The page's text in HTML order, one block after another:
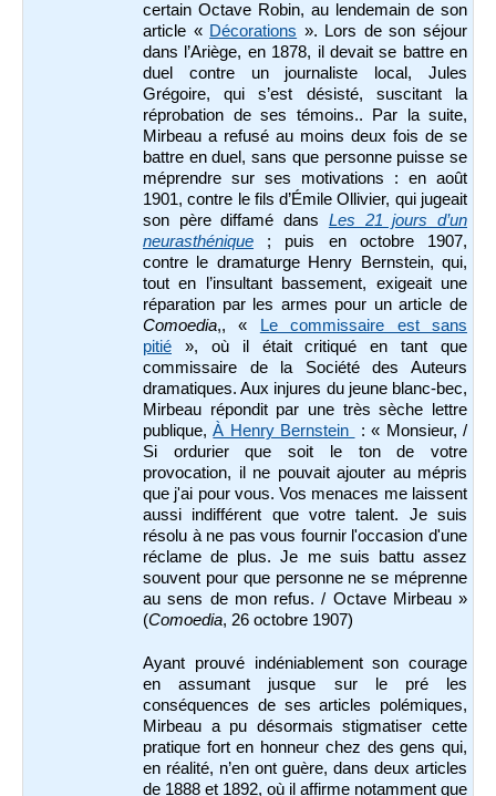
certain Octave Robin, au lendemain de son
article « Décorations ». Lors de son séjour
dans l’Ariège, en 1878, il devait se battre en
duel contre un journaliste local, Jules
Grégoire, qui s’est désisté, suscitant la
réprobation de ses témoins.. Par la suite,
Mirbeau a refusé au moins deux fois de se
battre en duel, sans que personne puisse se
méprendre sur ses motivations : en août
1901, contre le fils d’Émile Ollivier, qui jugeait
son père diffamé dans Les 21 jours d’un
neurasthénique ; puis en octobre 1907,
contre le dramaturge Henry Bernstein, qui,
tout en l’insultant bassement, exigeait une
réparation par les armes pour un article de
Comoedia,, «
Le commissaire est sans
pitié », où il était critiqué en tant que
commissaire de la Société des Auteurs
dramatiques. Aux injures du jeune blanc-bec,
Mirbeau répondit par une très sèche lettre
publique,À Henry Bernstein
: « Monsieur, /
Si ordurier que soit le ton de votre
provocation, il ne pouvait ajouter au mépris
que j'ai pour vous. Vos menaces me laissent
aussi indifférent que votre talent. Je suis
résolu à ne pas vous fournir l'occasion d'une
réclame de plus. Je me suis battu assez
souvent pour que personne ne se méprenne
au sens de mon refus. / Octave Mirbeau »
(Comoedia, 26 octobre 1907)
Ayant prouvé indéniablement son courage
en assumant jusque sur le pré les
conséquences de ses articles polémiques,
Mirbeau a pu désormais stigmatiser cette
pratique fort en honneur chez des gens qui,
en réalité, n’en ont guère, dans deux articles
de 1888 et 1892, où il affirme notamment que